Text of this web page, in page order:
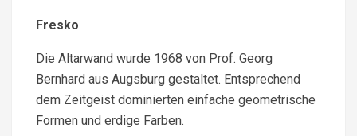
Fresko
Die Altarwand wurde 1968 von Prof. Georg
Bernhard aus Augsburg gestaltet. Entsprechend
dem Zeitgeist dominierten einfache geometrische
Formen und erdige Farben.